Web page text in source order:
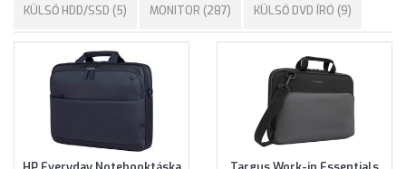
KÜLSŐ HDD/SSD (5) MONITOR (287) KÜLSŐ DVD ÍRÓ (9)